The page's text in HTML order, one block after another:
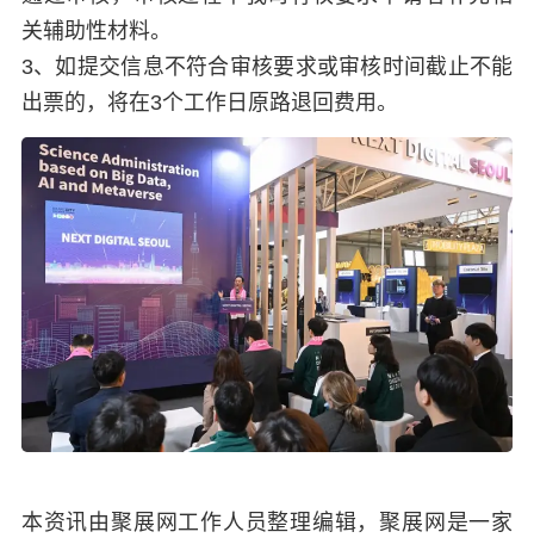
关辅助性材料。
3、如提交信息不符合审核要求或审核时间截止不能
出票的，将在3个工作日原路退回费用。
本资讯由聚展网工作人员整理编辑，聚展网是一家